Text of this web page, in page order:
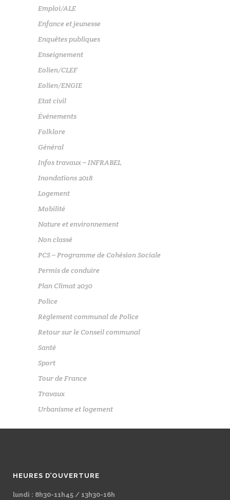
Emploi/ALE
Enfance et jeunesse
Enquêtes publiques
Enseignement
Eolien/CLEF
Eolien/ENGIE
Etat civil
Événements
Folklore
Général
Infos travaux – INFRABEL
Inondations 2018
Logement
Mobilité
Nature et environnement
Non classé
PCS – Programme de Cohésion Sociale
Permis de conduire
Plan Climat 2030
Police
Règlement communal de Police
Retour sur le Conseil communal
Santé
Sport
Tour de France
Travaux
Urbanisme et logement
HEURES D’OUVERTURE
lundi : 8h30-11h45 / 13h30-16h